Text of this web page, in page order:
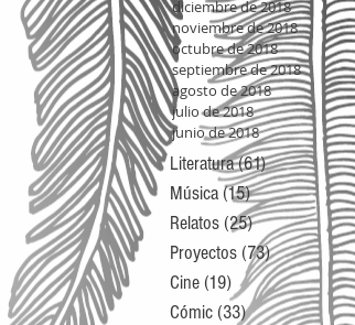
diciembre de 2018
noviembre de 2018
octubre de 2018
septiembre de 2018
agosto de 2018
julio de 2018
junio de 2018
Literatura(61)61 entradas
Música (15)15 entradas
Relatos (25)25 entradas
Proyectos (73)73 entradas
Cine (19) 19 entradas
Cómic (33)33 entradas